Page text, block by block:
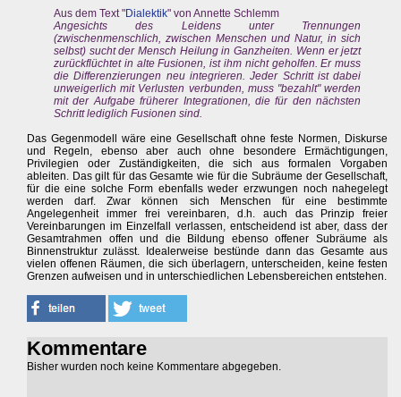
Aus dem Text "Dialektik" von Annette Schlemm
Angesichts des Leidens unter Trennungen
(zwischenmenschlich, zwischen Menschen und Natur, in sich
selbst) sucht der Mensch Heilung in Ganzheiten. Wenn er jetzt
zurückflüchtet in alte Fusionen, ist ihm nicht geholfen. Er muss
die Differenzierungen neu integrieren. Jeder Schritt ist dabei
unweigerlich mit Verlusten verbunden, muss "bezahlt" werden
mit der Aufgabe früherer Integrationen, die für den nächsten
Schritt lediglich Fusionen sind.
Das Gegenmodell wäre eine Gesellschaft ohne feste Normen, Diskurse
und Regeln, ebenso aber auch ohne besondere Ermächtigungen,
Privilegien oder Zuständigkeiten, die sich aus formalen Vorgaben
ableiten. Das gilt für das Gesamte wie für die Subräume der Gesellschaft,
für die eine solche Form ebenfalls weder erzwungen noch nahegelegt
werden darf. Zwar können sich Menschen für eine bestimmte
Angelegenheit immer frei vereinbaren, d.h. auch das Prinzip freier
Vereinbarungen im Einzelfall verlassen, entscheidend ist aber, dass der
Gesamtrahmen offen und die Bildung ebenso offener Subräume als
Binnenstruktur zulässt. Idealerweise bestünde dann das Gesamte aus
vielen offenen Räumen, die sich überlagern, unterscheiden, keine festen
Grenzen aufweisen und in unterschiedlichen Lebensbereichen entstehen.
Kommentare
Bisher wurden noch keine Kommentare abgegeben.